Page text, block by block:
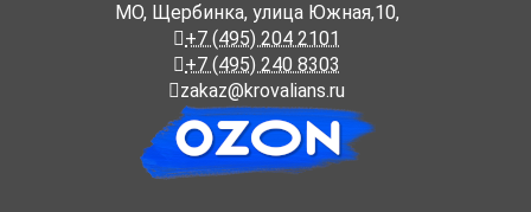
МО, Щербинка, улица Южная,10,
+7 (495) 204 2101
+7 (495) 240 8303
zakaz@krovalians.ru